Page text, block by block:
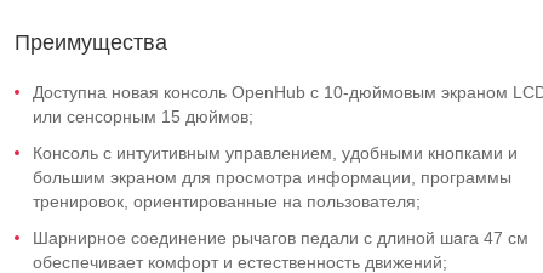
Преимущества
Доступна новая консоль OpenHub с 10-дюймовым экраном
или сенсорным 15 дюймов;
Консоль с интуитивным управлением, удобными кнопками и
большим экраном для просмотра информации, программы
тренировок, ориентированные на пользователя;
Шарнирное соединение рычагов педали с длиной шага 47 см
обеспечивает комфорт и естественность движений;